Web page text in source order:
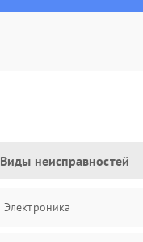
Виды неисправностей
Электроника